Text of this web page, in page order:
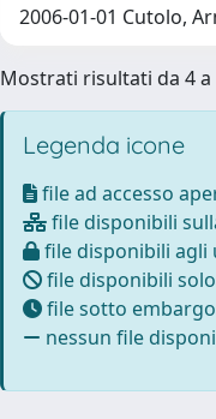
2006-01-01 Cutolo,
Mostrati risultati da 4 a
Legenda icone
file ad accesso
file disponibili
file disponibili
file disponibili
file sotto embargo
nessun file